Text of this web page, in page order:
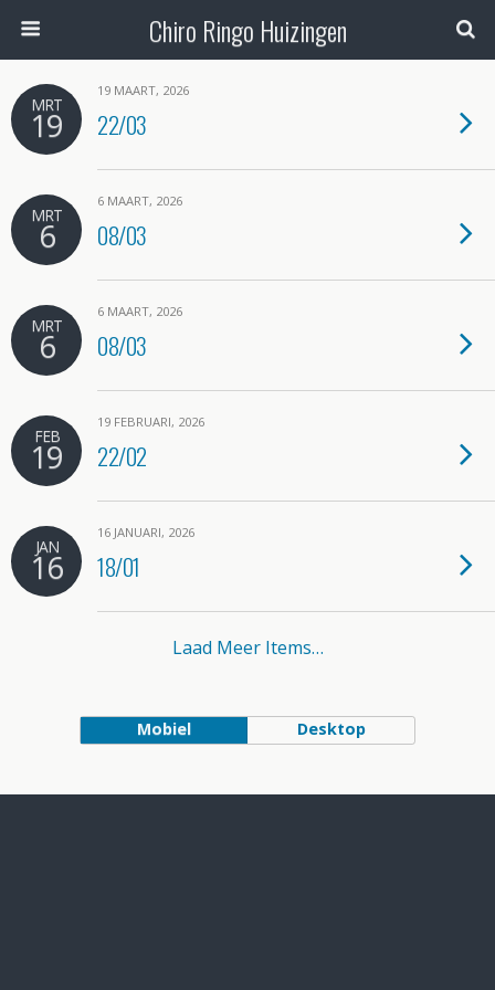
Chiro Ringo Huizingen
MRT
19
19 MAART, 2026
22/03
MRT
6
6 MAART, 2026
08/03
MRT
6
6 MAART, 2026
08/03
FEB
19
19 FEBRUARI, 2026
22/02
JAN
16
16 JANUARI, 2026
18/01
Laad Meer Items…
Mobiel Desktop